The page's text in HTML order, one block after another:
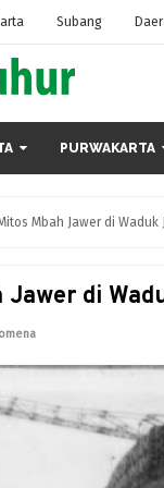
Subang
PURWAKARTA
Mbah Jawer di
Jawer di